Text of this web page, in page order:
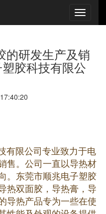
的研发生产及销
胶科技有限公
限公司专业致力于电
售。公司一直以导热材
。东莞市顺兆电子塑胶
热双面胶，导热膏，导
导热产品专为一些在使